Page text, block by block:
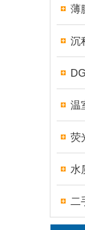
薄
沉
温
荧
水
二